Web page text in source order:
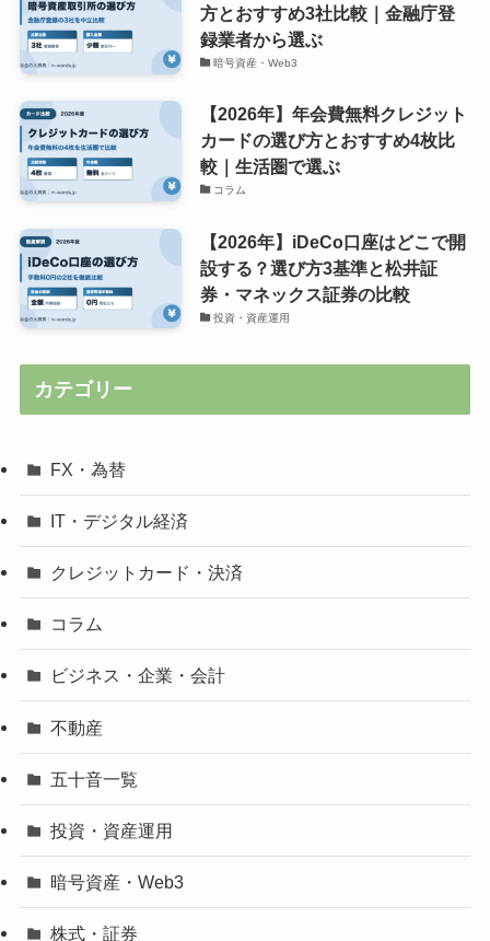
方とおすすめ3社比較｜金融庁登
録業者から選ぶ
暗号資産・Web3
【2026年】年会費無料クレジット
カードの選び方とおすすめ4枚比
較｜生活圏で選ぶ
コラム
【2026年】iDeCo口座はどこで開
設する？選び方3基準と松井証
券・マネックス証券の比較
投資・資産運用
カテゴリー
FX・為替
IT・デジタル経済
クレジットカード・決済
コラム
ビジネス・企業・会計
不動産
五十音一覧
投資・資産運用
暗号資産・Web3
株式・証券